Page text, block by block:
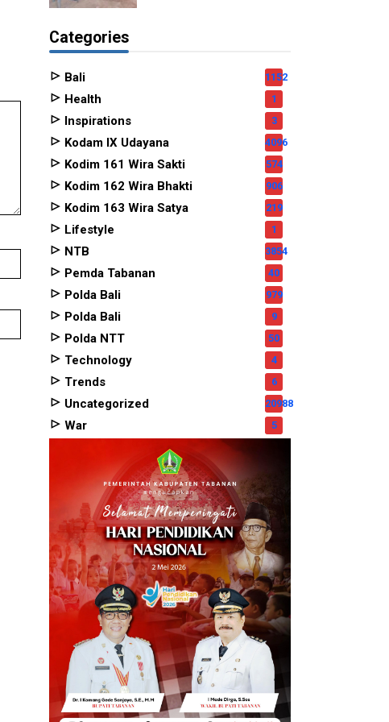
Categories
Bali 1152
Health 1
Inspirations 3
Kodam IX Udayana 4096
Kodim 161 Wira Sakti 574
Kodim 162 Wira Bhakti 906
Kodim 163 Wira Satya 219
Lifestyle 1
NTB 3854
Pemda Tabanan 40
Polda Bali 979
Polda Bali 9
Polda NTT 50
Technology 4
Trends 6
Uncategorized 20988
War 5